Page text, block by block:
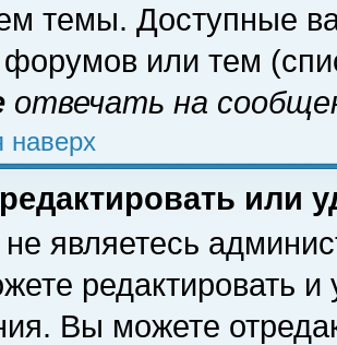
темы. Доступные
форумов или тем
отвечать на
наверх
или
являетесь
редактировать и
Вы можете